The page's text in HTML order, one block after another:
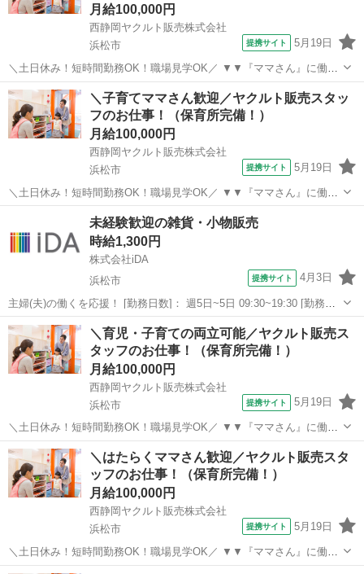
月給100,000円
西静岡ヤクルト販売株式会社
浜松市
提携サイト 5月19日
＼土日休み！短時間勤務OK！職場見学OK／ ▼▼『ママさん』に働き
やすい就業環境をご用意▼▼ 『子育て・育児との両立を一番にサポ—
トしております！』 ◎無料で使える保育所あり（お子さんを預けなが
ら勤務可能♪） ◎未経験OK（...
静岡 浜松市 その他
＼子育てママさん歓迎／ヤクルト販売スタッ
フのお仕事！（保育所完備！）
月給100,000円
西静岡ヤクルト販売株式会社
浜松市
提携サイト 5月19日
＼土日休み！短時間勤務OK！職場見学OK／ ▼▼『ママさん』に働き
やすい就業環境をご用意▼▼ 『子育て・育児との両立を一番にサポ—
トしております！』 ◎無料で使える保育所あり（お子さんを預けなが
ら勤務可能♪） ◎未経験OK（...
その他
未経験歓迎の雑貨・小物販売
時給1,300円
株式会社iDA
浜松市
提携サイト 4月3日
主婦(夫)の働くを応援！ [勤務日数]： 週5日~5日 09:30~19:30 [勤務
地・最寄駅]： 静岡県浜松市中央区 フェイラージャパン株式会社
【派遣元】株式会社iDA 浜松駅徒歩5分 [職種名]：雑貨・小物販...
静岡 浜松市 その他
＼育児・子育ての両立可能／ヤクルト販売ス
タッフのお仕事！（保育所完備！）
月給100,000円
西静岡ヤクルト販売株式会社
浜松市
提携サイト 5月19日
＼土日休み！短時間勤務OK！職場見学OK／ ▼▼『ママさん』に働き
やすい就業環境をご用意▼▼ 『子育て・育児との両立を一番にサポ—
トしております！』 ◎無料で使える保育所あり（お子さんを預けなが
ら勤務可能♪） ◎未経験OK（...
静岡 浜松市 その他
＼はたらくママさん歓迎／ヤクルト販売スタ
ッフのお仕事！（保育所完備！）
月給100,000円
西静岡ヤクルト販売株式会社
浜松市
提携サイト 5月19日
＼土日休み！短時間勤務OK！職場見学OK／ ▼▼『ママさん』に働き
やすい就業環境をご用意▼▼ 『子育て・育児との両立を一番にサポ—